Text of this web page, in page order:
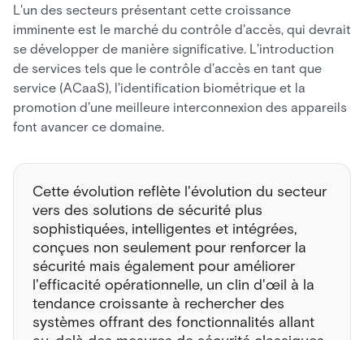
L'un des secteurs présentant cette croissance
imminente est le marché du contrôle d'accès, qui devrait
se développer de manière significative. L'introduction
de services tels que le contrôle d'accès en tant que
service (ACaaS), l'identification biométrique et la
promotion d'une meilleure interconnexion des appareils
font avancer ce domaine.
Cette évolution reflète l'évolution du secteur
vers des solutions de sécurité plus
sophistiquées, intelligentes et intégrées,
conçues non seulement pour renforcer la
sécurité mais également pour améliorer
l'efficacité opérationnelle, un clin d'œil à la
tendance croissante à rechercher des
systèmes offrant des fonctionnalités allant